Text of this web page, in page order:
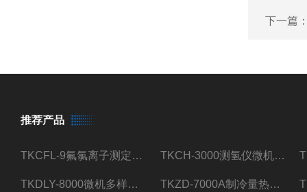
下一篇
推荐产品
TKCFL-9氟氯离子测定仪自动煤质检测 TKCH-3000测氢仪微机氢元素测定煤质检测
TKDLY-8000微机多样测硫仪自动定硫仪化验室硫含量测定 TKZD-7000A制冷量热仪自动升降热值仪煤质检测